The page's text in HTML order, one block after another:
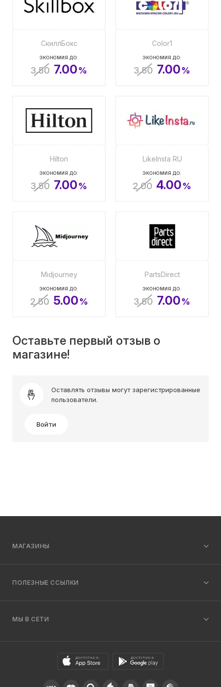
СкиллБокс
ЭКОНОМИЯ ДО:
3.50 7.00%
Color1
ЭКОНОМИЯ ДО:
3.50 7.00%
Hilton
ЭКОНОМИЯ ДО:
3.50 7.00%
LikeInsta RU
ЭКОНОМИЯ ДО:
2.00 4.00%
Midjourney
ЭКОНОМИЯ ДО:
2.50 5.00%
PartsDirect
ЭКОНОМИЯ ДО:
3.50 7.00%
Оставьте первый отзыв о
магазине!
Оставлять отзывы могут зарегистрированные
пользователи.
Войти
МАГАЗИНЫ
ПОЛЕЗНЫЕ ССЫЛКИ
МЫ В СЕТИ